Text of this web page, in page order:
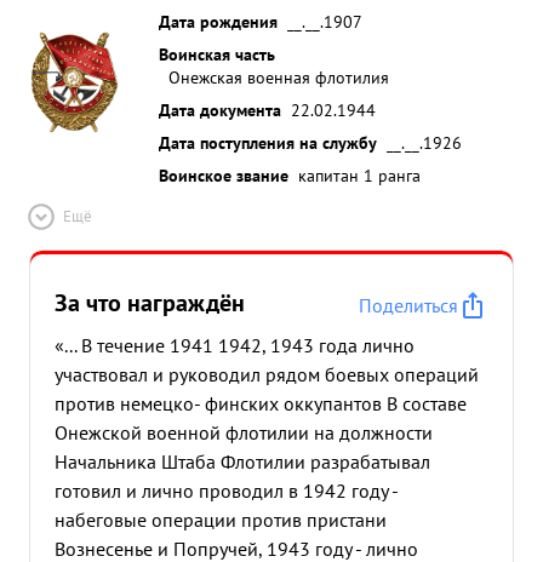
Дата рождения
__.__.1907
Воинская часть
Онежская военная флотилия
Дата документа 22.02.1944
Дата поступления на службу
__.__.1926
Воинское звание капитан 1 ранга
Ещё
За что награждён
Поделиться
«... В течение 1941 1942, 1943 года лично
участвовал и руководил рядом боевых операций
против немецко- финских оккупантов В составе
Онежской военной флотилии на должности
Начальника Штаба Флотилии разрабатывал
готовил и лично проводил в 1942 году -
набеговые операции против пристани
Вознесенье и Попручей, 1943 году - лично